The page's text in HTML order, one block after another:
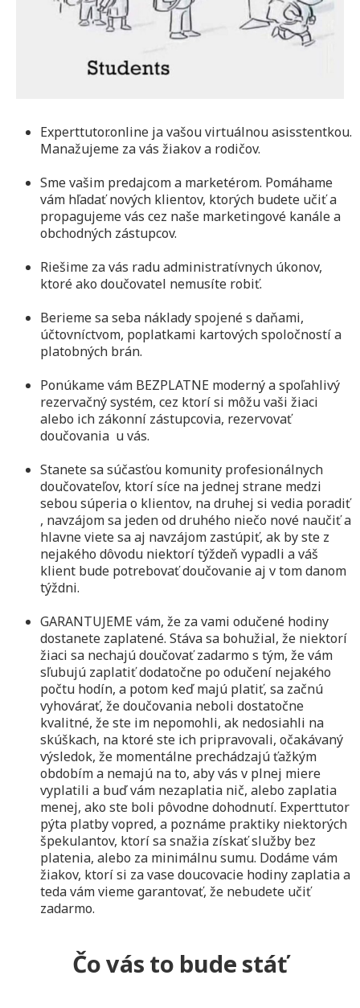
Experttutor.online ja vašou virtuálnou asisstentkou.
Manažujeme za vás žiakov a rodičov.
Sme vašim predajcom a marketérom. Pomáhame
vám hľadať nových klientov, ktorých budete učiť a
propagujeme vás cez naše marketingové kanále a
obchodných zástupcov.
Riešime za vás radu administratívnych úkonov,
ktoré ako doučovatel nemusíte robiť.
Berieme sa seba náklady spojené s daňami,
účtovníctvom, poplatkami kartových spoločností a
platobných brán.
Ponúkame vám BEZPLATNE moderný a spoľahlivý
rezervačný systém, cez ktorí si môžu vaši žiaci
alebo ich zákonní zástupcovia, rezervovať
doučovania u vás.
Stanete sa súčasťou komunity profesionálnych
doučovateľov, ktorí síce na jednej strane medzi
sebou súperia o klientov, na druhej si vedia poradiť
, navzájom sa jeden od druhého niečo nové naučiť a
hlavne viete sa aj navzájom zastúpiť, ak by ste z
nejakého dôvodu niektorí týždeň vypadli a váš
klient bude potrebovať doučovanie aj v tom danom
týždni.
GARANTUJEME vám, že za vami odučené hodiny
dostanete zaplatené. Stáva sa bohužial, že niektorí
žiaci sa nechajú doučovať zadarmo s tým, že vám
sľubujú zaplatiť dodatočne po odučení nejakého
počtu hodín, a potom keď majú platiť, sa začnú
vyhovárať, že doučovania neboli dostatočne
kvalitné, že ste im nepomohli, ak nedosiahli na
skúškach, na ktoré ste ich pripravovali, očakávaný
výsledok, že momentálne prechádzajú ťažkým
obdobím a nemajú na to, aby vás v plnej miere
vyplatili a buď vám nezaplatia nič, alebo zaplatia
menej, ako ste boli pôvodne dohodnutí. Experttutor
pýta platby vopred, a poznáme praktiky niektorých
špekulantov, ktorí sa snažia získať služby bez
platenia, alebo za minimálnu sumu. Dodáme vám
žiakov, ktorí si za vase doucovacie hodiny zaplatia a
teda vám vieme garantovať, že nebudete učiť
zadarmo.
Čo vás to bude stáť